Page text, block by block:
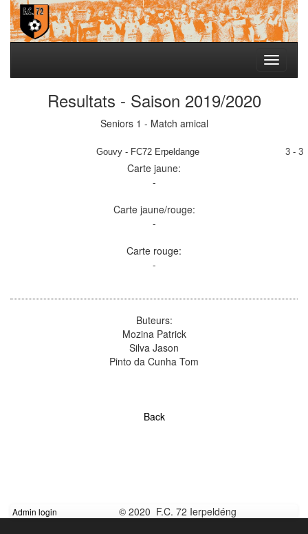
Toggle
Resultats - Saison 2019/2020
Seniors 1 - Match amical
Gouvy - FC72 Erpeldange 3 - 3
Carte jaune:
-
Carte jaune/rouge:
-
Carte rouge:
-
Buteurs:
Mozina Patrick
Silva Jason
Pinto da Cunha Tom
Back
Admin login © 2020 F.C. 72 Ierpeldéng